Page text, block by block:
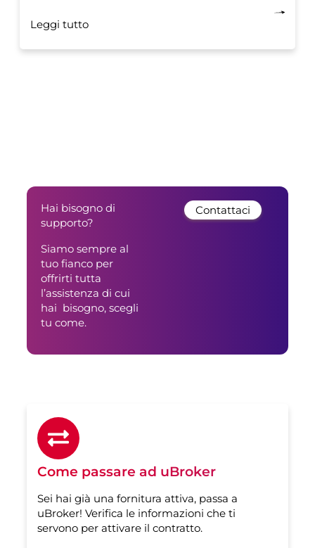
Leggi tutto
Hai bisogno di
supporto?
Siamo sempre al
tuo fianco per
offrirti tutta
l’assistenza di cui
hai bisogno, scegli
tu come.
Contattaci
Come passare ad uBroker
Sei hai già una fornitura attiva, passa a
uBroker! Verifica le informazioni che ti
servono per attivare il contratto.